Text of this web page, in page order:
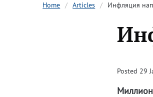
Home Articles Инфляция
Posted 29